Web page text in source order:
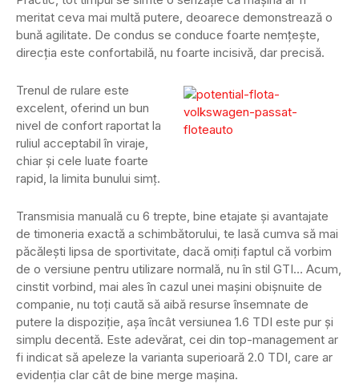
meritat ceva mai multă putere, deoarece demonstrează o
bună agilitate. De condus se conduce foarte nemţeşte,
direcţia este confortabilă, nu foarte incisivă, dar precisă.
Trenul de rulare este
excelent, oferind un bun
nivel de confort raportat la
ruliul acceptabil în viraje,
chiar şi cele luate foarte
rapid, la limita bunului simţ.
Transmisia manuală cu 6 trepte, bine etajate şi avantajate
de timoneria exactă a schimbătorului, te lasă cumva să mai
păcăleşti lipsa de sportivitate, dacă omiţi faptul că vorbim
de o versiune pentru utilizare normală, nu în stil GTI… Acum,
cinstit vorbind, mai ales în cazul unei maşini obişnuite de
companie, nu toţi caută să aibă resurse însemnate de
putere la dispoziţie, aşa încât versiunea 1.6 TDI este pur şi
simplu decentă. Este adevărat, cei din top-management ar
fi indicat să apeleze la varianta superioară 2.0 TDI, care ar
evidenţia clar cât de bine merge maşina.